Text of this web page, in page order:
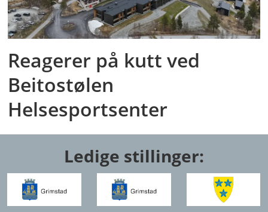
Reagerer på kutt ved
Beitostølen
Helsesportsenter
Ledige stillinger: